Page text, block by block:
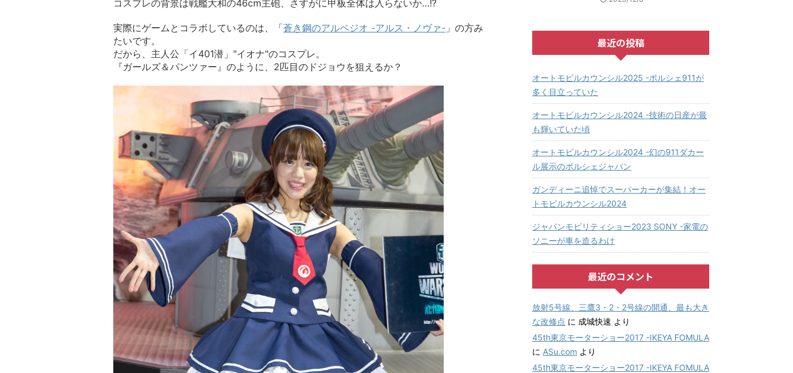
コスプレの背景は戦艦大和の46cm主砲、さすがに甲板全体は入らないか…!?
実際にゲームとコラボしているのは、「蒼き鋼のアルペジオ -アルス・ノヴァ- 」の方み
たいです。
だから、主人公「イ401潜」"イオナ"のコスプレ。
『ガールズ＆パンツァー』のように、2匹目のドジョウを狙えるか？
最近の投稿
オートモビルカウンシル2025 -ポルシェ911が
多く目立っていた
オートモビルカウンシル2024 -技術の日産が最
も輝いていた頃
オートモビルカウンシル2024 -幻の911ダカー
ル展示のポルシェジャパン
ガンディーニ追悼でスーパーカーが集結！オー
トモビルカウンシル2024
ジャパンモビリティショー2023 SONY -家電の
ソニーが車を造るわけ
最近のコメント
放射5号線、三鷹3・2・2号線の開通、最も大き
な改修点 に 成城快速 より
45th東京モーターショー2017 -IKEYA FOMULA
に ASu.com より
45th東京モーターショー2017 -IKEYA FOMULA